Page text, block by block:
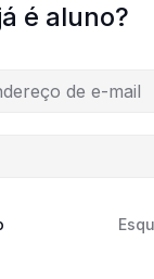
é aluno?